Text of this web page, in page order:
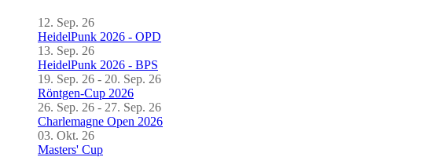
12. Sep. 26
HeidelPunk 2026 - OPD
13. Sep. 26
HeidelPunk 2026 - BPS
19. Sep. 26 - 20. Sep. 26
Röntgen-Cup 2026
26. Sep. 26 - 27. Sep. 26
Charlemagne Open 2026
03. Okt. 26
Masters' Cup